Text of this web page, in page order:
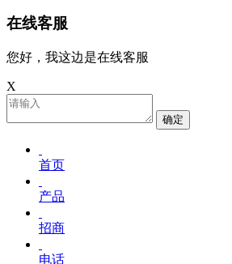
在线客服
您好，我这边是在线客服
X
确定
首页
产品
招商
电话